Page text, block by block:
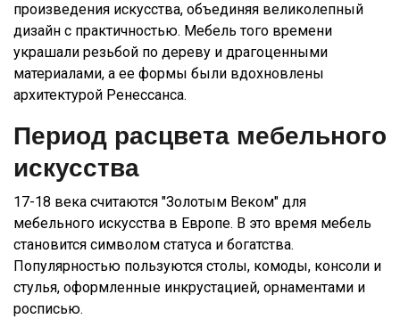
произведения искусства, объединяя великолепный
дизайн с практичностью. Мебель того времени
украшали резьбой по дереву и драгоценными
материалами, а ее формы были вдохновлены
архитектурой Ренессанса.
Период расцвета мебельного
искусства
17-18 века считаются "Золотым Веком" для
мебельного искусства в Европе. В это время мебель
становится символом статуса и богатства.
Популярностью пользуются столы, комоды, консоли и
стулья, оформленные инкрустацией, орнаментами и
росписью.